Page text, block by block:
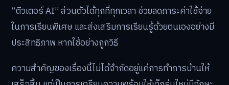
“ติวเตอร์ AI” ส่วนตัวได้ทุกที่ทุกเวลา ช่วยลดภาระค่าใช้จ่าย
ในการเรียนพิเศษ และส่งเสริมการเรียนรู้ด้วยตนเองอย่างมี
ประสิทธิภาพ หากใช้อย่างถูกวิธี
ความสำคัญของเรื่องนี้ไม่ได้จำกัดอยู่แค่การทำการบ้านให้